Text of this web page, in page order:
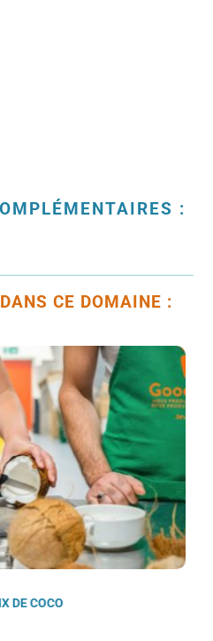
:
CE DOMAINE :
À L’ART DU MISO
LAEKEN